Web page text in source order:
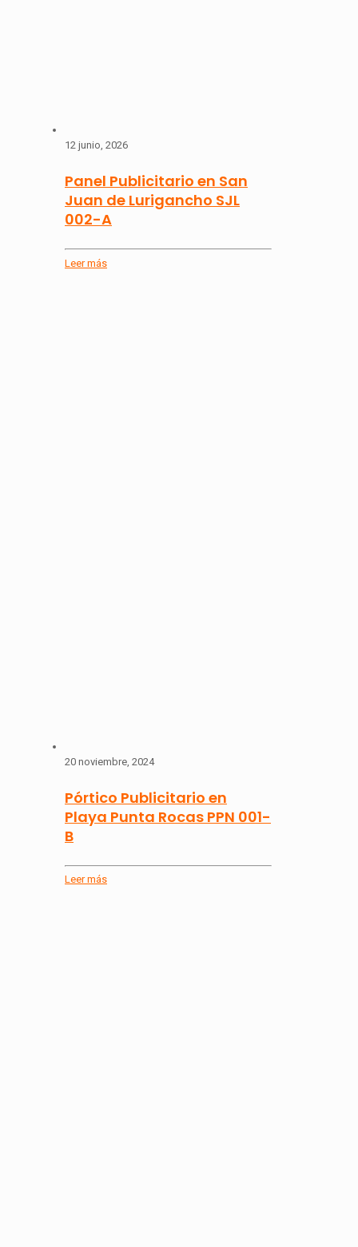
12 junio, 2026
Panel Publicitario en San
Juan de Lurigancho SJL
002-A
Leer más
20 noviembre, 2024
Pórtico Publicitario en
Playa Punta Rocas PPN 001-
B
Leer más